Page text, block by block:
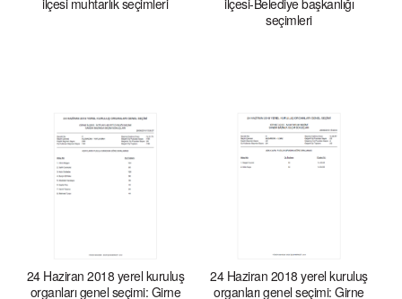
ilçesi muhtarlık seçimleri
ilçesi-Belediye başkanlığı
seçimleri
24 Haziran 2018 yerel kuruluş
organları genel seçimi: Girne
24 Haziran 2018 yerel kuruluş
organları genel seçimi: Girne